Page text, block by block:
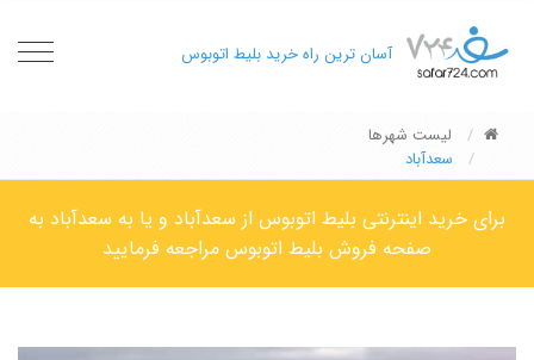
آسان ترین راه خرید بلیط اتوبوس
لیست شهرها
سعدآباد
برای خرید اینترنتی بلیط اتوبوس از سعدآباد و یا به سعدآباد به
صفحه فروش بلیط اتوبوس مراجعه فرمایید